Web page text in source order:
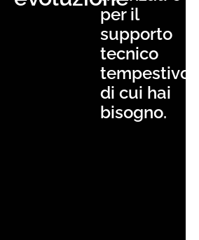
per il
supporto
tecnico
tempestivo
di cui hai
bisogno.